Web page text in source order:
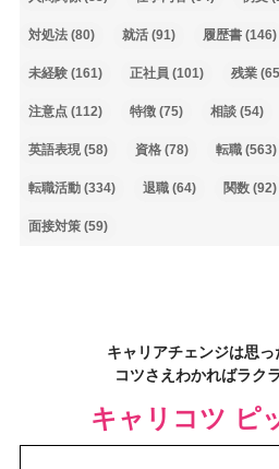
対処法(80) 就活(91) 履歴書(146)
未経験(161) 正社員 (101) 残業
注意点(112) 特徴(75) 相談(54)
英語表現(58) 資格(78) 転職(563)
転職活動(334) 退職(64) 関数(92)
面接対策(59)
キャリアチェンジは思
コツさえわかればラク
キャリコツ ピ